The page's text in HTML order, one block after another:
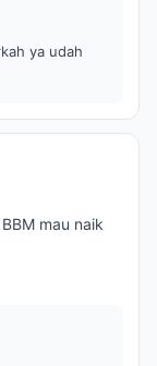
ya udah
mau naik